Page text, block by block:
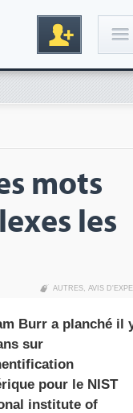
mots
les
AUTRES, AVIS
Burr a planché il
sur
pour le NIST
institute of